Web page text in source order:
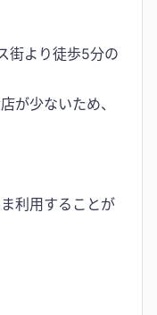
街より徒歩5分の
が少ないため、
利用することが